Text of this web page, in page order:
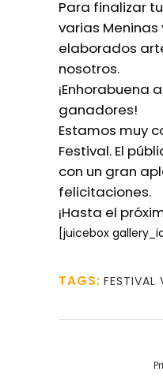
Para finalizar
varias Meninas
elaborados
nosotros.
¡Enhorabuena
ganadores!
Estamos muy
Festival. El
con un gran
felicitaciones.
¡Hasta el
[juicebox
TAGS: FESTIVAL